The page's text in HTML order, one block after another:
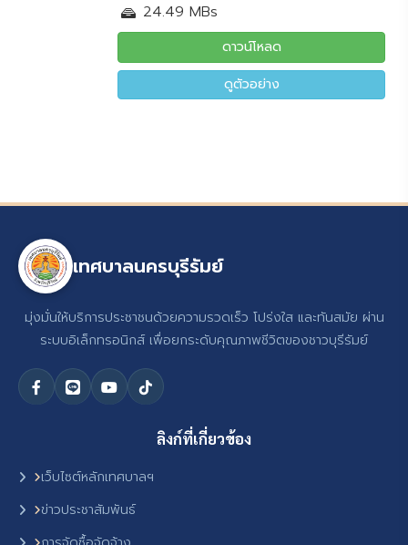
24.49 MBs
ดาวน์โหลด
ดูตัวอย่าง
เทศบาลนครบุรีรัมย์
มุ่งมั่นให้บริการประชาชนด้วยความรวดเร็ว โปร่งใส และทันสมัย ผ่าน
ระบบอิเล็กทรอนิกส์ เพื่อยกระดับคุณภาพชีวิตของชาวบุรีรัมย์
ลิงก์ที่เกี่ยวข้อง
เว็บไซต์หลักเทศบาลฯ
ข่าวประชาสัมพันธ์